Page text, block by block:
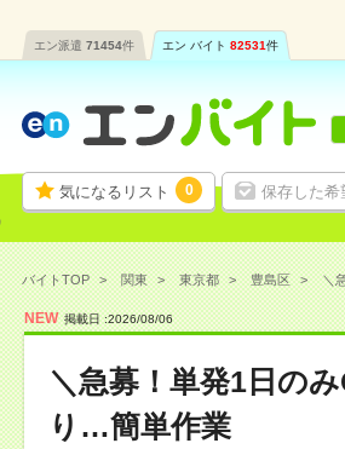
エン派遣 71454件 エン バイト 82531件
気になるリスト 0 保存した希
バイトTOP 関東 東京都 豊島区 ＼
NEW 掲載日 :2026/08/06
＼急募！単発1日の
り…簡単作業